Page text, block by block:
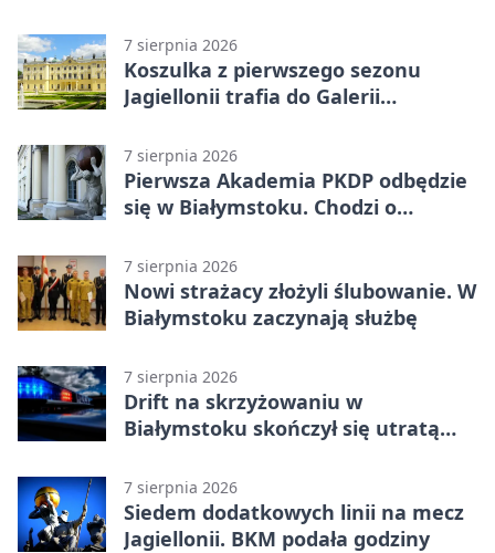
7 sierpnia 2026
Koszulka z pierwszego sezonu
Jagiellonii trafia do Galerii
7 sierpnia 2026
Pierwsza Akademia PKDP odbędzie
się w Białymstoku. Chodzi o
7 sierpnia 2026
Nowi strażacy złożyli ślubowanie. W
Białymstoku zaczynają służbę
7 sierpnia 2026
Drift na skrzyżowaniu w
Białymstoku skończył się utratą
7 sierpnia 2026
Siedem dodatkowych linii na mecz
Jagiellonii. BKM podała godziny